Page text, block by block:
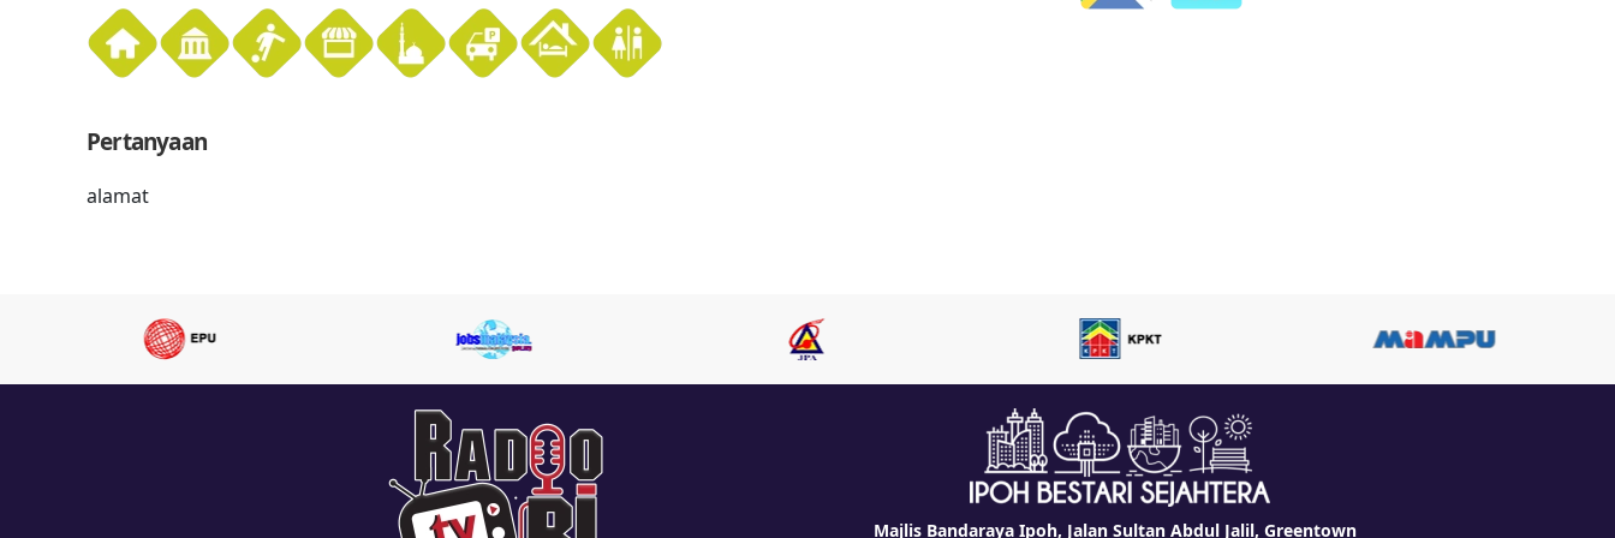
Pertanyaan
alamat
Majlis Bandaraya Ipoh, Jalan Sultan Abdul Jalil, Greentown